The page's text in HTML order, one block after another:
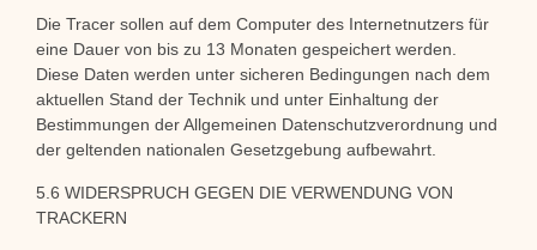
Die Tracer sollen auf dem Computer des Internetnutzers für
eine Dauer von bis zu 13 Monaten gespeichert werden.
Diese Daten werden unter sicheren Bedingungen nach dem
aktuellen Stand der Technik und unter Einhaltung der
Bestimmungen der Allgemeinen Datenschutzverordnung und
der geltenden nationalen Gesetzgebung aufbewahrt.
5.6 WIDERSPRUCH GEGEN DIE VERWENDUNG VON
TRACKERN